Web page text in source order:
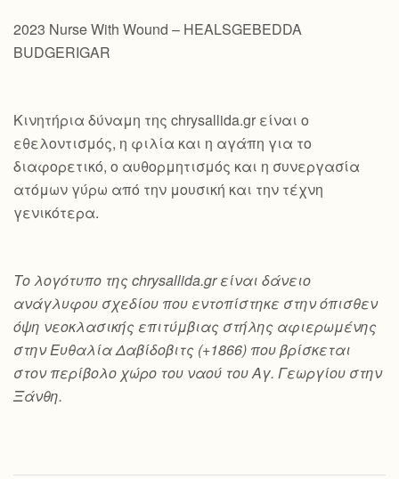
2023 Nurse With Wound – HEALSGEBEDDA
BUDGERIGAR
Κινητήρια δύναμη της chrysallida.gr είναι ο
εθελοντισμός, η φιλία και η αγάπη για το
διαφορετικό, ο αυθορμητισμός και η συνεργασία
ατόμων γύρω από την μουσική και την τέχνη
γενικότερα.
Το λογότυπο της chrysallida.gr είναι δάνειο
ανάγλυφου σχεδίου που εντοπίστηκε στην όπισθεν
όψη νεοκλασικής επιτύμβιας στήλης αφιερωμένης
στην Ευθαλία Δαβίδοβιτς (+1866) που βρίσκεται
στον περίβολο χώρο του ναού του Αγ. Γεωργίου στην
Ξάνθη.